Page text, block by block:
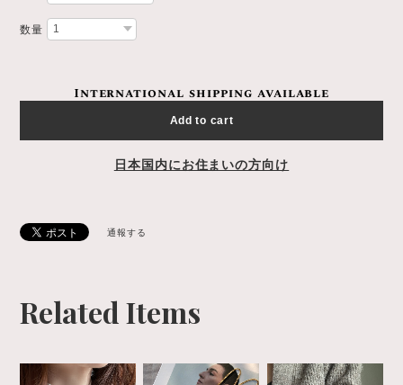
数量
International shipping available
Add to cart
日本国内にお住まいの方向け
通報する
Related Items